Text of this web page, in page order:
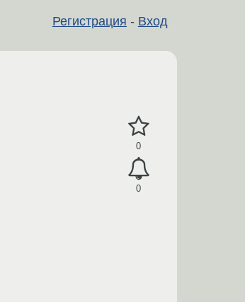
Регистрация - Вход
0
0